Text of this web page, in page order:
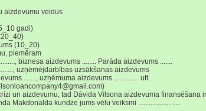
aizdevumu veidus
gadi)
(10_20)
piemēram
biznesa aizdevums ........ Parāda aizdevums .......
uzņēmējdarbības uzsākšanas aizdevums
......., uzņēmuma aizdevums .............. utt
un aizdevumu, tad Dāvida Vilsona aizdevuma finansēšana
Makdonalda kundze jums vēlu veiksmi ................... ....